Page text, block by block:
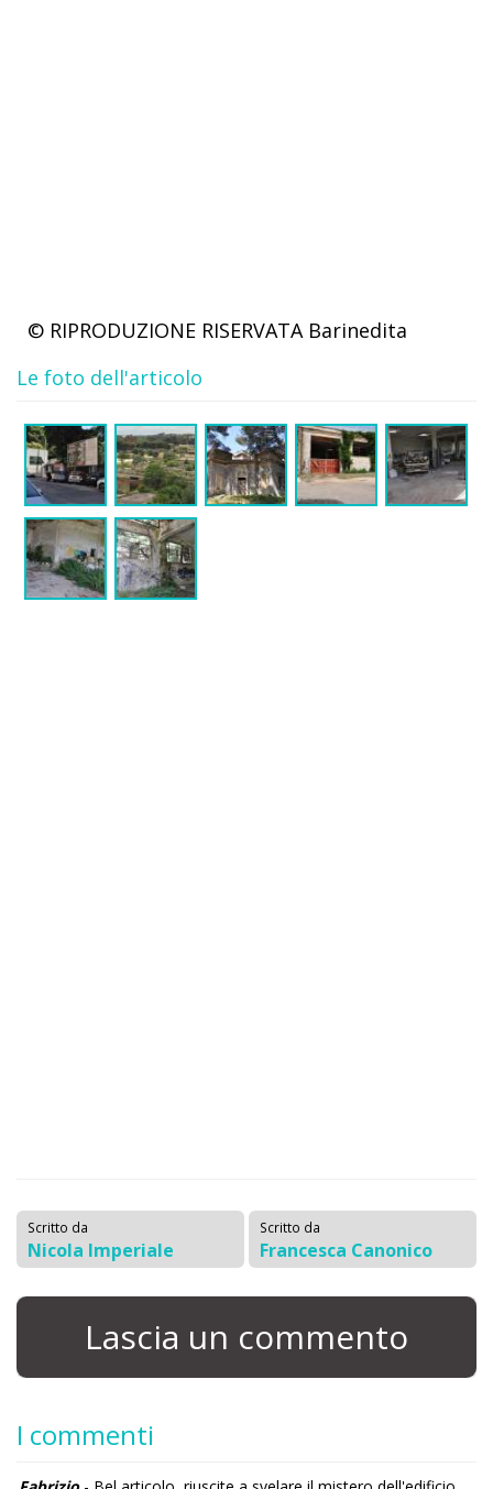
© RIPRODUZIONE RISERVATA Barinedita
Le foto dell'articolo
Scritto da
Nicola Imperiale
Scritto da
Francesca Canonico
Lascia un commento
I commenti